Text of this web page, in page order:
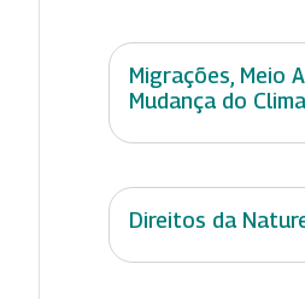
Migrações, Meio
Mudança do
Direitos da